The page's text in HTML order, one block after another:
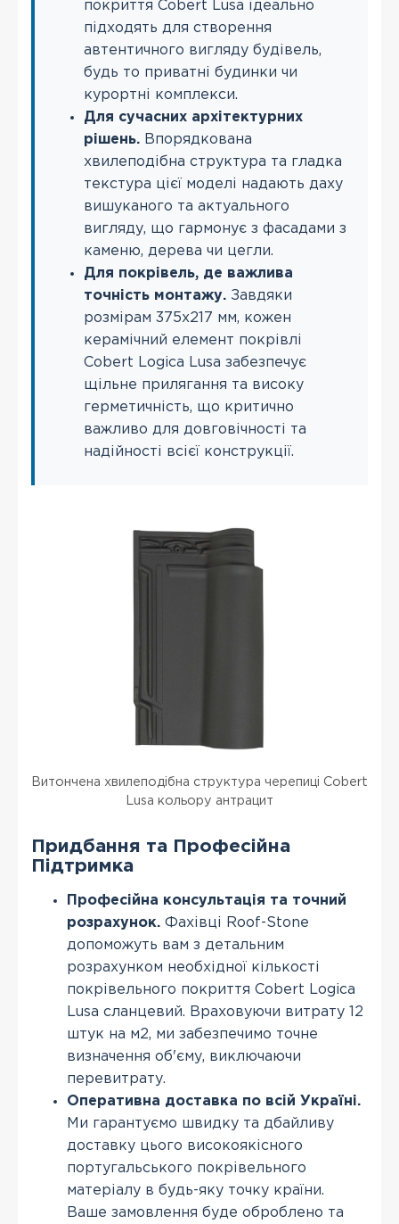
покриття Cobert Lusa ідеально
підходять для створення
автентичного вигляду будівель,
будь то приватні будинки чи
курортні комплекси.
Для сучасних архітектурних
рішень. Впорядкована
хвилеподібна структура та гладка
текстура цієї моделі надають даху
вишуканого та актуального
вигляду, що гармонує з фасадами з
каменю, дерева чи цегли.
Для покрівель, де важлива
точність монтажу. Завдяки
розмірам 375х217 мм, кожен
керамічний елемент покрівлі
Cobert Logica Lusa забезпечує
щільне прилягання та високу
герметичність, що критично
важливо для довговічності та
надійності всієї конструкції.
Витончена хвилеподібна структура черепиці Cobert
Lusa кольору антрацит
Придбання та Професійна
Підтримка
Професійна консультація та точний
розрахунок. Фахівці Roof-Stone
допоможуть вам з детальним
розрахунком необхідної кількості
покрівельного покриття Cobert Logica
Lusa сланцевий. Враховуючи витрату 12
штук на м2, ми забезпечимо точне
визначення об'єму, виключаючи
перевитрату.
Оперативна доставка по всій Україні.
Ми гарантуємо швидку та дбайливу
доставку цього високоякісного
португальського покрівельного
матеріалу в будь-яку точку країни.
Ваше замовлення буде оброблено та